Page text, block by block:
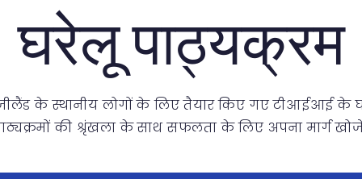
घरेलू पाठ्यक्रम
के स्थानीय लोगों के लिए तैयार किए गए टीआईआई के
की श्रृंखला के साथ सफलता के लिए अपना मार्ग